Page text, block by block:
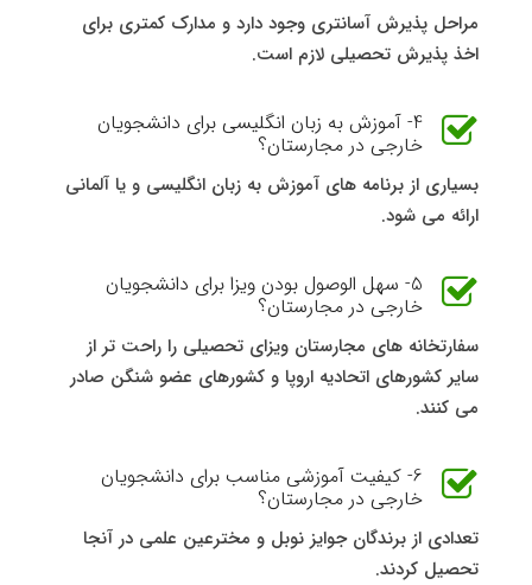
مراحل پذیرش آسانتری وجود دارد و مدارک کمتری برای
اخذ پذیرش تحصیلی لازم است.
4- آموزش به زبان انگلیسی برای دانشجویان
خارجی در مجارستان؟
بسیاری از برنامه های آموزش به زبان انگلیسی و یا آلمانی
ارائه می شود.
5- سهل الوصول بودن ویزا برای دانشجویان
خارجی در مجارستان؟
سفارتخانه های مجارستان ویزای تحصیلی را راحت تر از
سایر کشورهای اتحادیه اروپا و کشورهای عضو شنگن صادر
می کنند.
6- کیفیت آموزشی مناسب برای دانشجویان
خارجی در مجارستان؟
تعدادی از برندگان جوایز نوبل و مخترعین علمی در آنجا
تحصیل کردند.